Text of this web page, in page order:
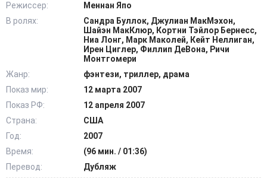
предчувствие, и теперь она должна предотвратить
трагедию. @Filmix.fan
Режиссер:
Меннан Япо
В ролях:
Сандра Буллок, Джулиан МакМэхон,
Шайэн МакКлюр, Кортни Тэйлор Бернесс,
Ниа Лонг, Марк Маколей, Кейт Неллиган,
Ирен Циглер, Филлип ДеВона, Ричи
Монтгомери
Жанр:
фэнтези, триллер, драма
Показ мир:
12 марта 2007
Показ РФ:
12 апреля 2007
Страна:
США
Год:
2007
Время:
(96 мин. / 01:36)
Перевод:
Дубляж